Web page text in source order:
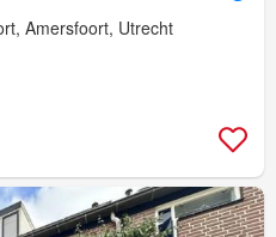
Amersfoort, Utrecht